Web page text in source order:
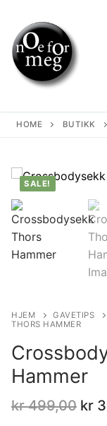
content
HOME BUTIKK
SALE!
HJEM GAVETIPS
THORS HAMMER
Hammer
kr499,00 kr